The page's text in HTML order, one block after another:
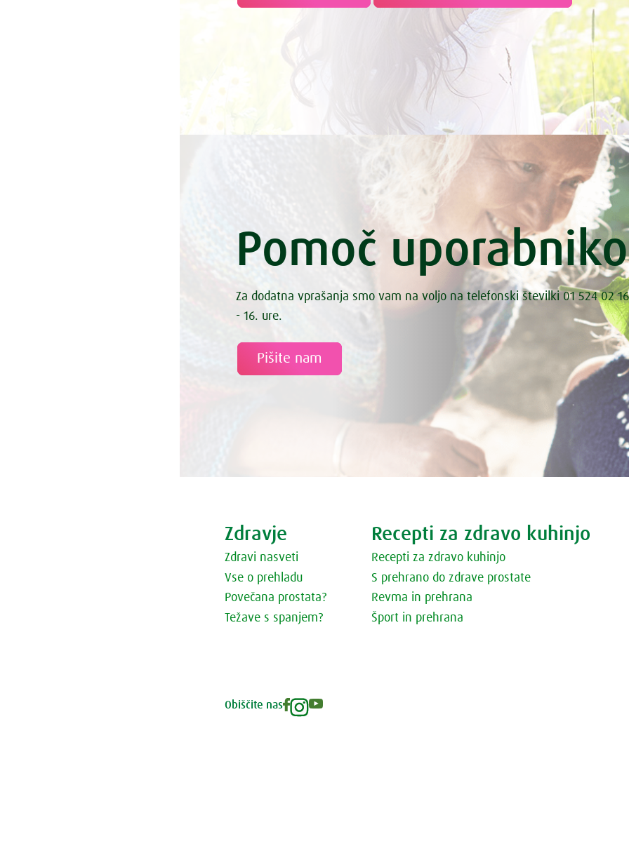
Pomoč
Za dodatna vprašanja smo vam na voljo na telefonski številki 01 524 02
- 16. ure.
Pišite nam
Zdravje
Zdravi nasveti
Vse o prehladu
Povečana prostata?
Težave s spanjem?
Recepti za zdravo kuhinjo
Recepti za zdravo kuhinjo
S prehrano do zdrave prostate
Revma in prehrana
Šport in prehrana
Obiščite nas